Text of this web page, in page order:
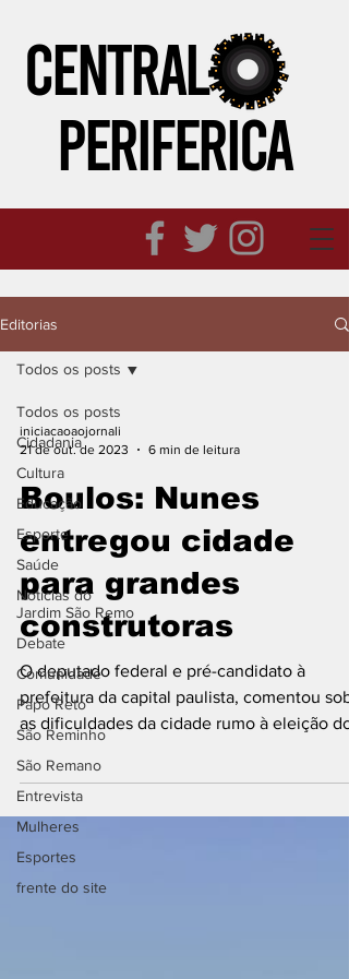
CENTRAL
PERIFeRICA
Editorias
Todos os posts
Cidadania
Cultura
Educação
Esporte
Saúde
Notícias do
Jardim São Remo
Debate
Comunidade
Papo Reto
São Reminho
São Remano
Entrevista
Mulheres
Esportes
frente do site
Todos os posts
iniciacaoaojornali
21 de out. de 2023
6 min de leitura
Boulos: Nunes
entregou cidade
para grandes
construtoras
O deputado federal e pré-candidato à
prefeitura da capital paulista, comentou
as dificuldades da cidade rumo à eleição do